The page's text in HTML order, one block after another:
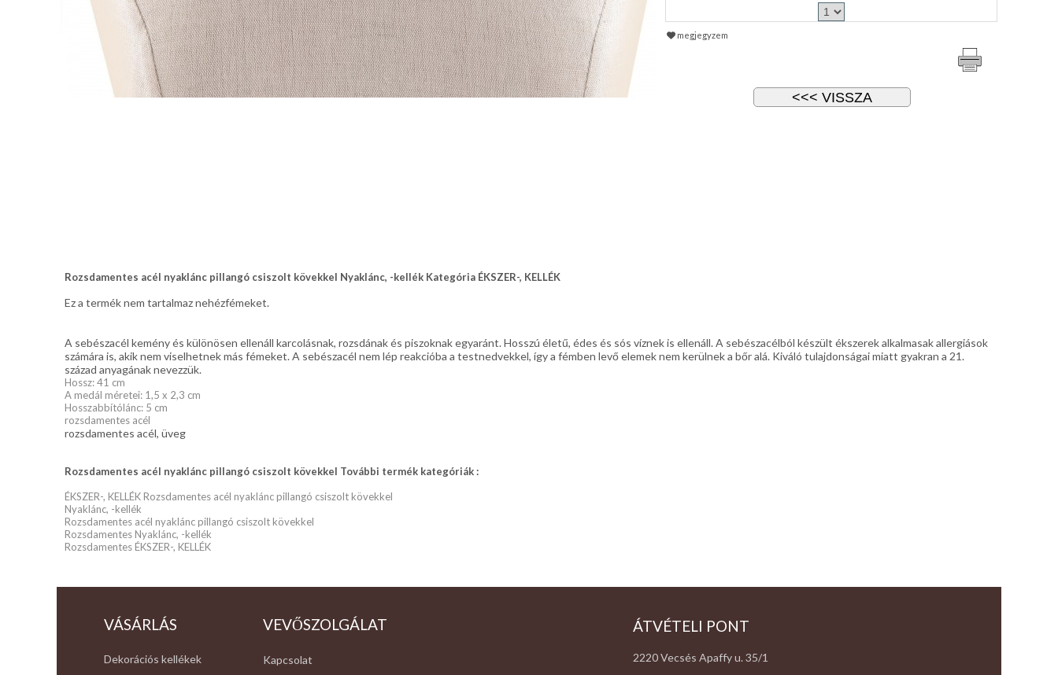
megjegyzem
Rozsdamentes acél nyaklánc pillangó csiszolt kövekkel Nyaklánc, -kellék Kategória ÉKSZER-, KELLÉK
Ez a termék nem tartalmaz nehézfémeket.
A sebészacél kemény és különösen ellenáll karcolásnak, rozsdának és piszoknak egyaránt. Hosszú életű, édes és sós víznek is ellenáll. A sebészacélból készült ékszerek alkalmasak allergiások
számára is, akik nem viselhetnek más fémeket. A sebészacél nem lép reakcióba a testnedvekkel, így a fémben levő elemek nem kerülnek a bőr alá. Kiváló tulajdonságai miatt gyakran a 21.
század anyagának nevezzük.
Hossz: 41 cm
A medál méretei: 1,5 x 2,3 cm
Hosszabbítólánc: 5 cm
rozsdamentes acél
rozsdamentes acél, üveg
Rozsdamentes acél nyaklánc pillangó csiszolt kövekkel További termék kategóriák :
ÉKSZER-, KELLÉK Rozsdamentes acél nyaklánc pillangó csiszolt kövekkel
Nyaklánc, -kellék
Rozsdamentes acél nyaklánc pillangó csiszolt kövekkel
Rozsdamentes Nyaklánc, -kellék
Rozsdamentes ÉKSZER-, KELLÉK
VÁSÁRLÁS
Dekorációs kellékek
VEVŐSZOLGÁLAT
Kapcsolat
ÁTVÉTELI PONT
2220 Vecsés Apaffy u. 35/1